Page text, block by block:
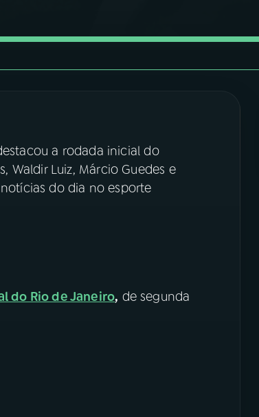
a rodada inicial do
Waldir Luiz, Márcio Guedes e
do dia no esporte
do Rio de Janeiro, de segunda